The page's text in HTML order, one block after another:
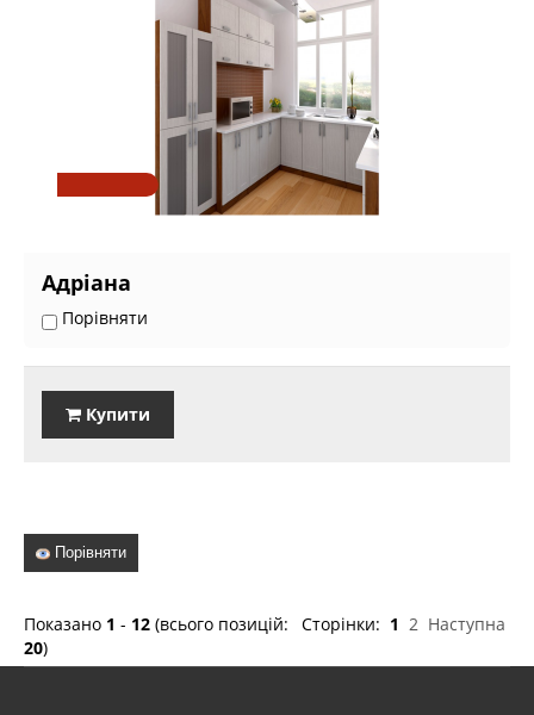
Адріана
Порівняти
Купити
Порівняти
Сторінки: 1 2 Наступна
Показано 1 - 12 (всього позицій:
20)